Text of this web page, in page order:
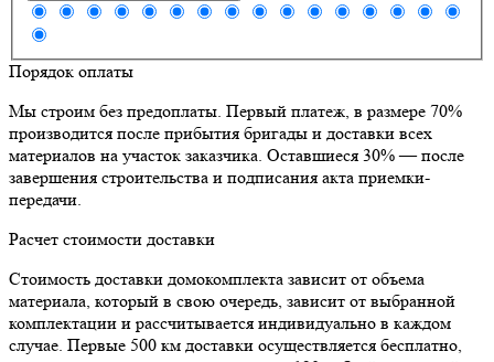
Порядок оплаты
Мы строим без предоплаты. Первый платеж, в размере 70%
производится после прибытия бригады и доставки всех
материалов на участок заказчика. Оставшиеся 30% — после
завершения строительства и подписания акта приемки-
передачи.
Расчет стоимости доставки
Стоимость доставки домокомплекта зависит от объема
материала, который в свою очередь, зависит от выбранной
комплектации и рассчитывается индивидуально в каждом
случае. Первые 500 км доставки осуществляется бесплатно,